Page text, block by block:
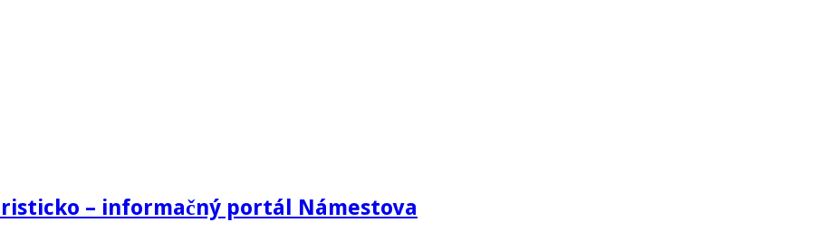
– informačný portál Námestova